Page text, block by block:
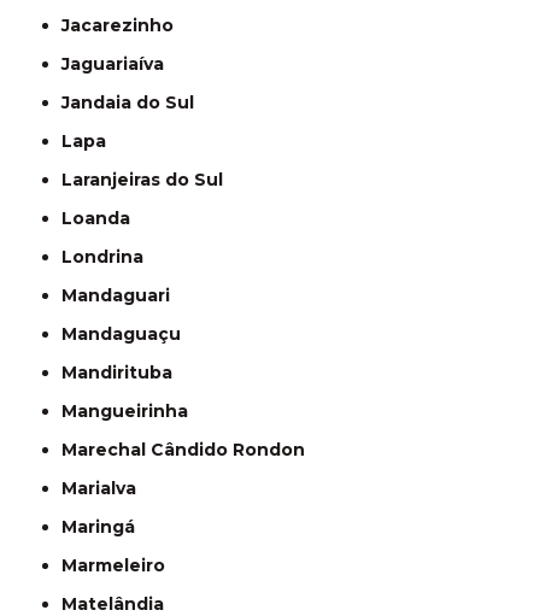
Jacarezinho
Jaguariaíva
Jandaia do Sul
Lapa
Laranjeiras do Sul
Loanda
Londrina
Mandaguari
Mandaguaçu
Mandirituba
Mangueirinha
Marechal Cândido Rondon
Marialva
Maringá
Marmeleiro
Matelândia